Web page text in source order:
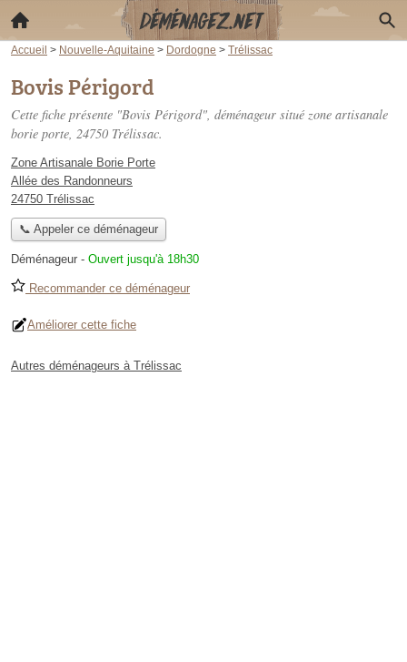
Accueil > Nouvelle-Aquitaine > Dordogne > Trélissac
Bovis Périgord
Cette fiche présente "Bovis Périgord", déménageur situé zone artisanale
borie porte, 24750 Trélissac.
Zone Artisanale Borie Porte
Allée des Randonneurs
24750 Trélissac
📞 Appeler ce déménageur
Déménageur - Ouvert jusqu'à 18h30
Recommander ce déménageur
Améliorer cette fiche
Autres déménageurs à Trélissac